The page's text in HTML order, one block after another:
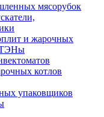
мясорубок
и жарочных
ТЭНы
котлов
упаковщиков